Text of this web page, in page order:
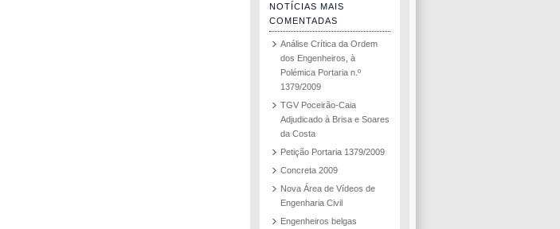
NOTÍCIAS MAIS
COMENTADAS
Análise Crítica da Ordem
dos Engenheiros, à
Polémica Portaria n.º
1379/2009
TGV Poceirão-Caia
Adjudicado à Brisa e Soares
da Costa
Petição Portaria 1379/2009
Concreta 2009
Nova Área de Vídeos de
Engenharia Civil
Engenheiros belgas